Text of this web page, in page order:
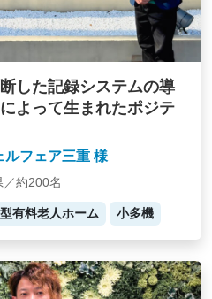
した記録システムの導
よって生まれたポジテ
ルフェア三重 様
／約200名
有料老人ホーム 小多機